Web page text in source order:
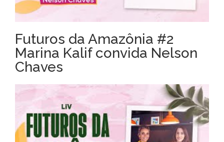
Futuros da Amazônia #2
Marina Kalif convida Nelson
Chaves